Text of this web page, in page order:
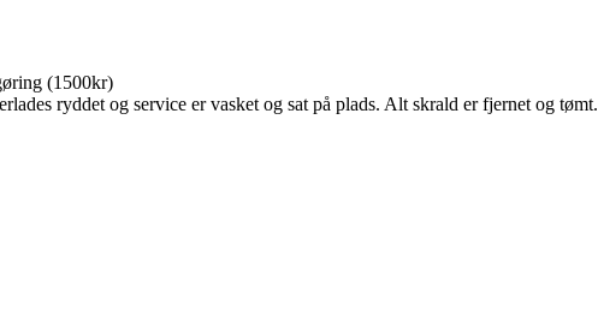
(1500kr)
ryddet og service er vasket og sat på plads. Alt skrald er fjernet og tømt.